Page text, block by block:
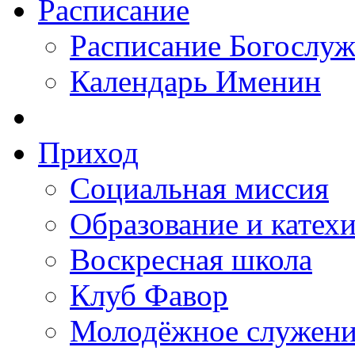
Расписание
Расписание
Календарь Именин
Приход
Социальная миссия
Образование и
Воскресная школа
Клуб Фавор
Молодёжное